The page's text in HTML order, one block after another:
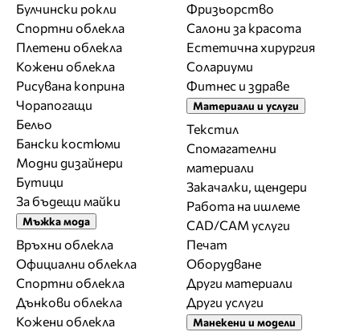
Булчински рокли
Спортни облекла
Плетени облекла
Кожени облекла
Рисувана коприна
Чорапогащи
Бельо
Бански костюми
Модни дизайнери
Бутици
За бъдещи майки
Мъжка мода
Връхни облекла
Официални облекла
Спортни облекла
Дънкови облекла
Кожени облекла
Фризьорство
Салони за красота
Естетична хирургия
Солариуми
Фитнес и здраве
Материали и услуги
Текстил
Спомагателни
материали
Закачалки, щендери
Работа на ишлеме
CAD/CAM услуги
Печат
Оборудване
Други материали
Други услуги
Манекени и модели